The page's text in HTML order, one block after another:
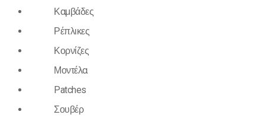
Καμβάδες
Ρέπλικες
Κορνίζες
Μοντέλα
Patches
Σουβέρ